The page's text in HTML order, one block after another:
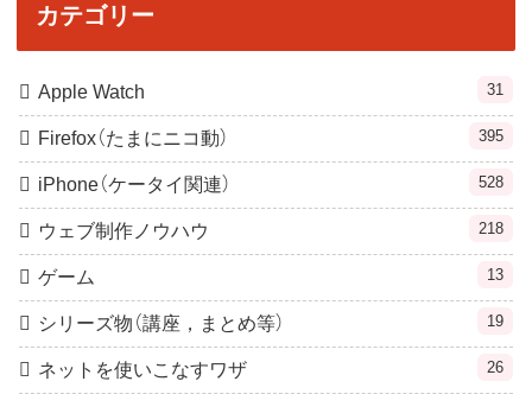
カテゴリー
Apple Watch 31
Firefox（たまにニコ動） 395
iPhone（ケータイ関連） 528
ウェブ制作ノウハウ 218
ゲーム 13
シリーズ物（講座，まとめ等） 19
ネットを使いこなすワザ 26